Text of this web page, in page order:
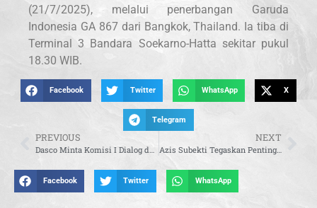
(21/7/2025), melalui penerbangan Garuda
Indonesia GA 867 dari Bangkok, Thailand. Ia tiba di
Terminal 3 Bandara Soekarno-Hatta sekitar pukul
18.30 WIB.
Facebook Twitter WhatsApp X
Telegram
PREVIOUS
Dasco Minta Komisi I Dialog dengan Pemerintah Soal Polemik Transfer Data
NEXT
Azis Subekti Tegaskan Pentingnya Perpanjangan Dana Otsus untuk Aceh
Facebook Twitter WhatsApp